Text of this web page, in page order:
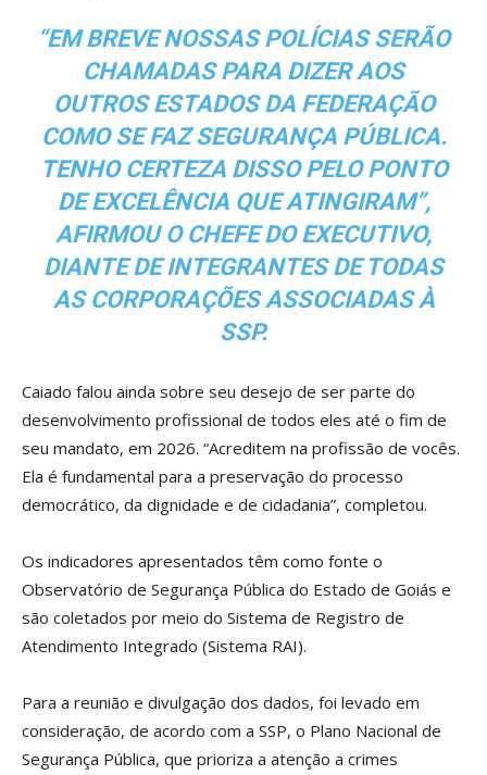
“EM BREVE NOSSAS POLÍCIAS SERÃO
CHAMADAS PARA DIZER AOS
OUTROS ESTADOS DA FEDERAÇÃO
COMO SE FAZ SEGURANÇA PÚBLICA.
TENHO CERTEZA DISSO PELO PONTO
DE EXCELÊNCIA QUE ATINGIRAM”,
AFIRMOU O CHEFE DO EXECUTIVO,
DIANTE DE INTEGRANTES DE TODAS
AS CORPORAÇÕES ASSOCIADAS À
SSP.
Caiado falou ainda sobre seu desejo de ser parte do
desenvolvimento profissional de todos eles até o fim de
seu mandato, em 2026. “Acreditem na profissão de vocês.
Ela é fundamental para a preservação do processo
democrático, da dignidade e de cidadania”, completou.
Os indicadores apresentados têm como fonte o
Observatório de Segurança Pública do Estado de Goiás e
são coletados por meio do Sistema de Registro de
Atendimento Integrado (Sistema RAI).
Para a reunião e divulgação dos dados, foi levado em
consideração, de acordo com a SSP, o Plano Nacional de
Segurança Pública, que prioriza a atenção a crimes